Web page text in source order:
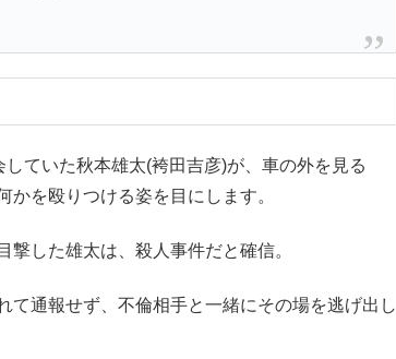
ていた秋本雄太(袴田吉彦)が、車の外を見る
を殴りつける姿を目にします。
した雄太は、殺人事件だと確信。
通報せず、不倫相手と一緒にその場を逃げ出し